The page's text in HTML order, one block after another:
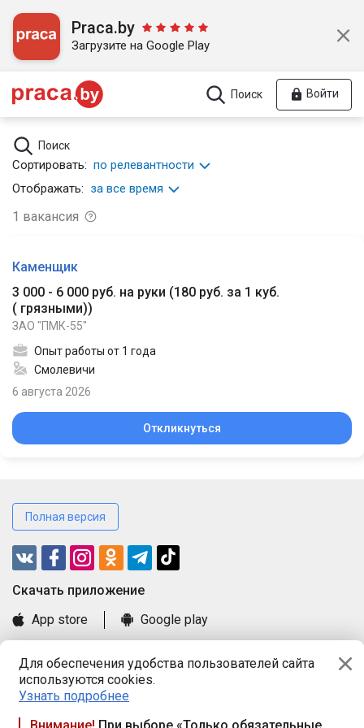
Для обеспечения удобства пользователей сайта
используются cookies.
Узнать подробнее
Praca.by
Загрузите на Google Play
Поиск Войти
Поиск
Сортировать: по релевантности
Отображать: за все время
1 вакансия
Каменщик
3 000 - 6 000 руб. на руки (180 руб. за 1 куб.
( грязными))
ЗАО "ПМК-55"
Опыт работы от 1 года
Смолевичи
6 августа 2026
Откликнуться
Полная версия
Cкачать приложение
App store
Google play
Книга замечаний и предложений
Правила и документы
Praca.by © 2000—2026, ООО «ПРАЦА БАЙ»